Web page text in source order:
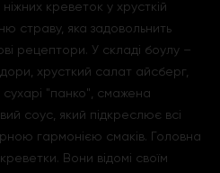
креветок у хрусткій
страву, яка задовольнить
рецептори. У складі боулу –
хрусткий салат айсберг,
"панко", смажена
соус, який підкреслює всі
гармонією смаків. Головна
Вони відомі своїм